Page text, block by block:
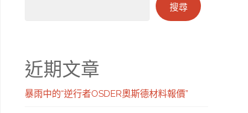
搜尋
近期文章
暴雨中的“逆行者OSDER奧斯德材料報價”